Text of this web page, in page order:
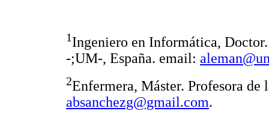
1Ingeniero en Informática,
-;UM-, España. email:
2Enfermera, Máster. Profesora de
absanchezg@gmail.com.